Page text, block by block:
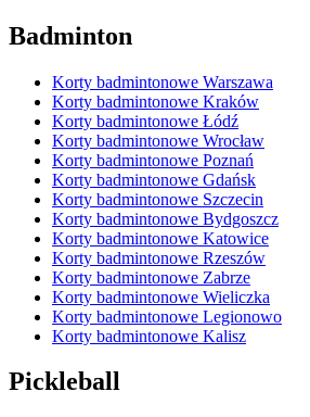
Badminton
Korty badmintonowe Warszawa
Korty badmintonowe Kraków
Korty badmintonowe Łódź
Korty badmintonowe Wrocław
Korty badmintonowe Poznań
Korty badmintonowe Gdańsk
Korty badmintonowe Szczecin
Korty badmintonowe Bydgoszcz
Korty badmintonowe Katowice
Korty badmintonowe Rzeszów
Korty badmintonowe Zabrze
Korty badmintonowe Wieliczka
Korty badmintonowe Legionowo
Korty badmintonowe Kalisz
Pickleball